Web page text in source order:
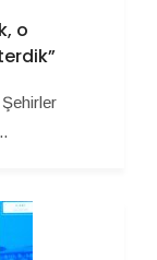
o